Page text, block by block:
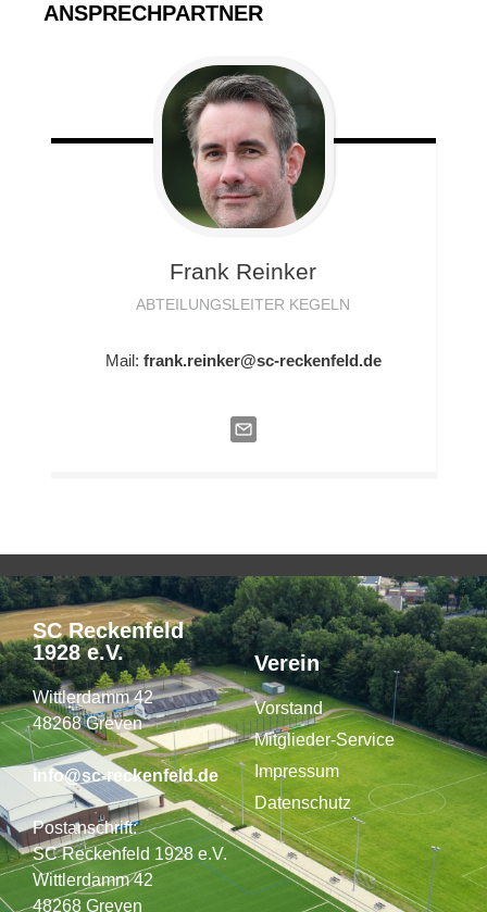
ANSPRECHPARTNER
Frank Reinker
ABTEILUNGSLEITER KEGELN
Mail: frank.reinker@sc-reckenfeld.de
SC Reckenfeld
1928 e.V.
Wittlerdamm 42
48268 Greven
info@sc-reckenfeld.de
Postanschrift:
SC Reckenfeld 1928 e.V.
Wittlerdamm 42
48268 Greven
Verein
Vorstand
Mitglieder-Service
Impressum
Datenschutz